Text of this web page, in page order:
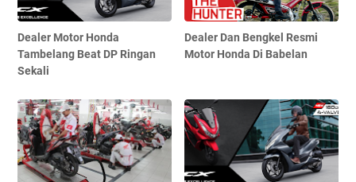
Dealer Motor Honda
Tambelang Beat DP Ringan
Sekali
Dealer Dan Bengkel Resmi
Motor Honda Di Babelan